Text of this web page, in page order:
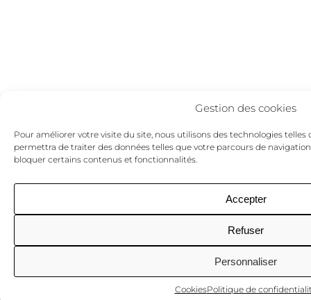
Gestion des cookies
Pour améliorer votre visite du site, nous utilisons des technologies telles
permettra de traiter des données telles que votre parcours de
bloquer certains contenus et fonctionnalités.
Accepter
Refuser
Personnaliser
CookiesPolitique de